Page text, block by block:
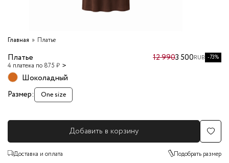
Главная Платье
Платье
4 платежа по 875 ₽
12 9903 500RUB -73%
Шоколадный
Размер:
One size
Добавить в корзину
Доставка и оплата Подобрать размер